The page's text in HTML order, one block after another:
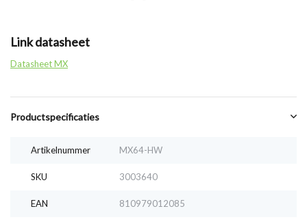
Link datasheet
Datasheet MX
Productspecificaties
Artikelnummer MX64-HW
SKU 3003640
EAN 810979012085